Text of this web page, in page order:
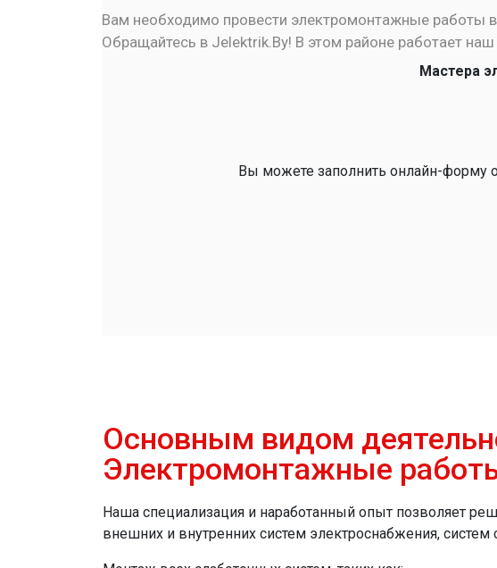
Вам необходимо провести электромонтажные работы
Обращайтесь в Jelektrik.By! В этом районе работает
Мастера
Вы можете заполнить онлайн-форму
Основным видом
Электромонтажные
Наша специализация и наработанный опыт позволяет
внешних и внутренних систем электроснабжения, систем